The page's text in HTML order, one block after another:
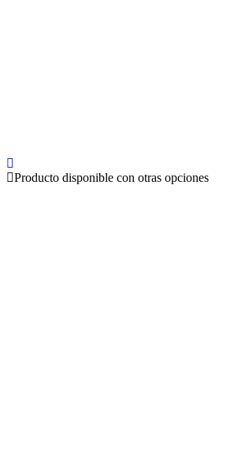
Producto disponible con otras opciones